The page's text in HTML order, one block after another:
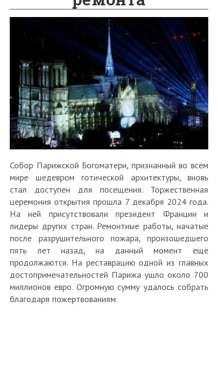
Собор Парижской Богоматери, признанный во всём
мире шедевром готической архитектуры, вновь
стал доступен для посещения. Торжественная
церемония открытия прошла 7 декабря 2024 года.
На ней присутствовали президент Франции и
лидеры других стран. Ремонтные работы, начатые
после разрушительного пожара, произошедшего
пять лет назад, на данный момент ещё
продолжаются. На реставрацию одной из главных
достопримечательностей Парижа ушло около 700
миллионов евро. Огромную сумму удалось собрать
благодаря пожертвованиям.